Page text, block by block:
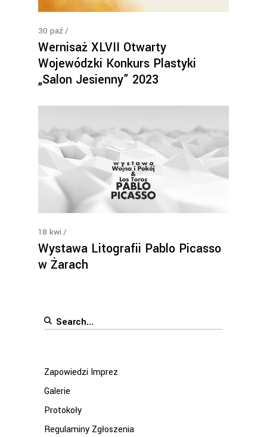
30 paź
Wernisaż XLVII Otwarty
Wojewódzki Konkurs Plastyki
„Salon Jesienny” 2023
18 kwi
Wystawa Litografii Pablo Picasso
w Żarach
Search
Zapowiedzi Imprez
Galerie
Protokoły
Regulaminy Zgłoszenia